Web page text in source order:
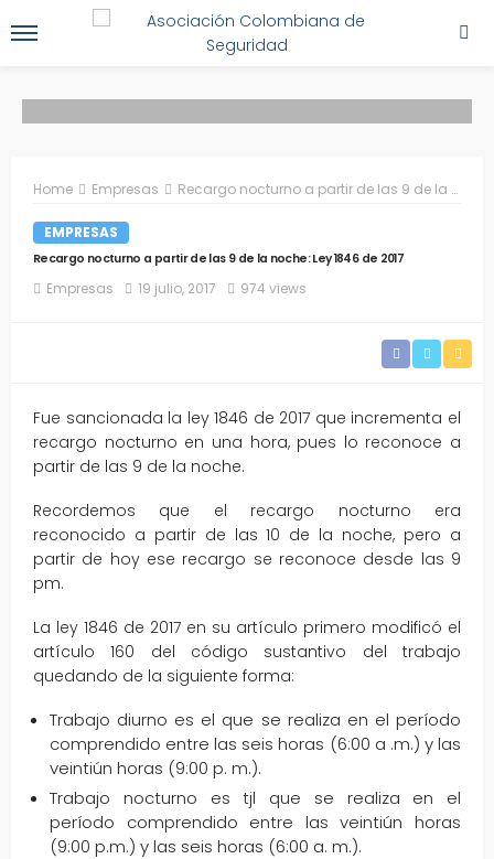
Home Empresas Recargo nocturno a partir de las 9 de la noche: Ley 1846 de 2017
EMPRESAS
Recargo nocturno a partir de las 9 de la noche: Ley 1846 de 2017
Empresas 19 julio, 2017 974 views
Fue sancionada la ley 1846 de 2017 que incrementa el
recargo nocturno en una hora, pues lo reconoce a
partir de las 9 de la noche.
Recordemos que el recargo nocturno era
reconocido a partir de las 10 de la noche, pero a
partir de hoy ese recargo se reconoce desde las 9
pm.
La ley 1846 de 2017 en su artículo primero modificó el
artículo 160 del código sustantivo del trabajo
quedando de la siguiente forma:
Trabajo diurno es el que se realiza en el período
comprendido entre las seis horas (6:00 a .m.) y las
veintiún horas (9:00 p. m.).
Trabajo nocturno es tjl que se realiza en el
período comprendido entre las veintiún horas
(9:00 p.m.) y las seis horas (6:00 a. m.).